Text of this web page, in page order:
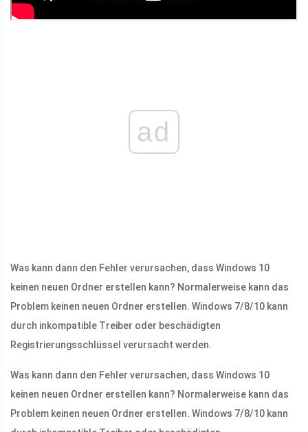
ad
Was kann dann den Fehler verursachen, dass Windows 10
keinen neuen Ordner erstellen kann? Normalerweise kann das
Problem keinen neuen Ordner erstellen. Windows 7/8/10 kann
durch inkompatible Treiber oder beschädigten
Registrierungsschlüssel verursacht werden.
Was kann dann den Fehler verursachen, dass Windows 10
keinen neuen Ordner erstellen kann? Normalerweise kann das
Problem keinen neuen Ordner erstellen. Windows 7/8/10 kann